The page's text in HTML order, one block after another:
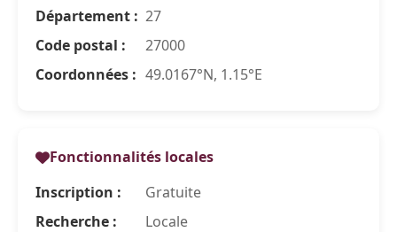
Département : 27
Code postal :
27000
Coordonnées : 49.0167°N, 1.15°E
Fonctionnalités locales
Inscription :
Gratuite
Recherche :
Locale